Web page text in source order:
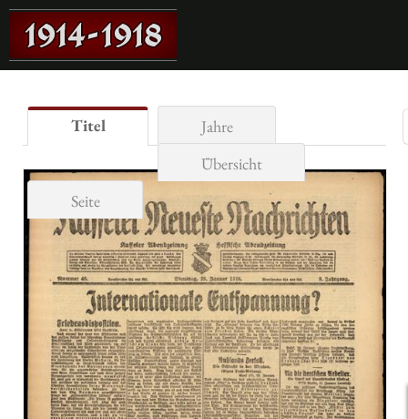
Titel
Jahre
Übersicht
Seite